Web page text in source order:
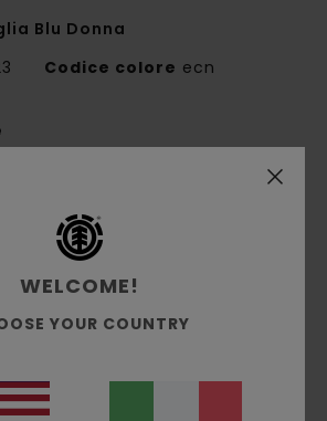
Blu Donna
Codice colore ecn
vestibilità Crop
coste
con bottoni
con logo ad albero
WELCOME!
YOUR COUNTRY